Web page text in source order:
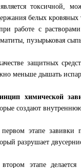
токсичной,
белых кровяных
работе с
пузырьковая
защитных
меньше дышать
химической
создают
этапе завивки
разрушает
этапе